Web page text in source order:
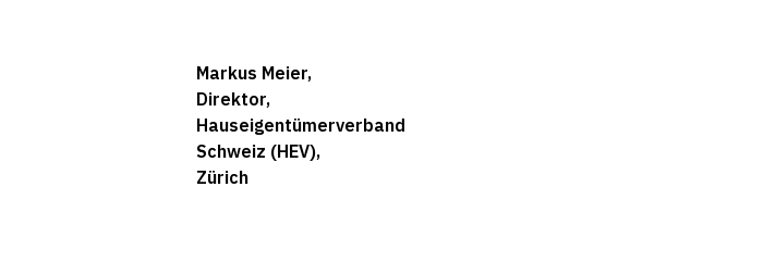
Markus Meier,
Direktor,
Hauseigentümerverband
Schweiz (HEV),
Zürich